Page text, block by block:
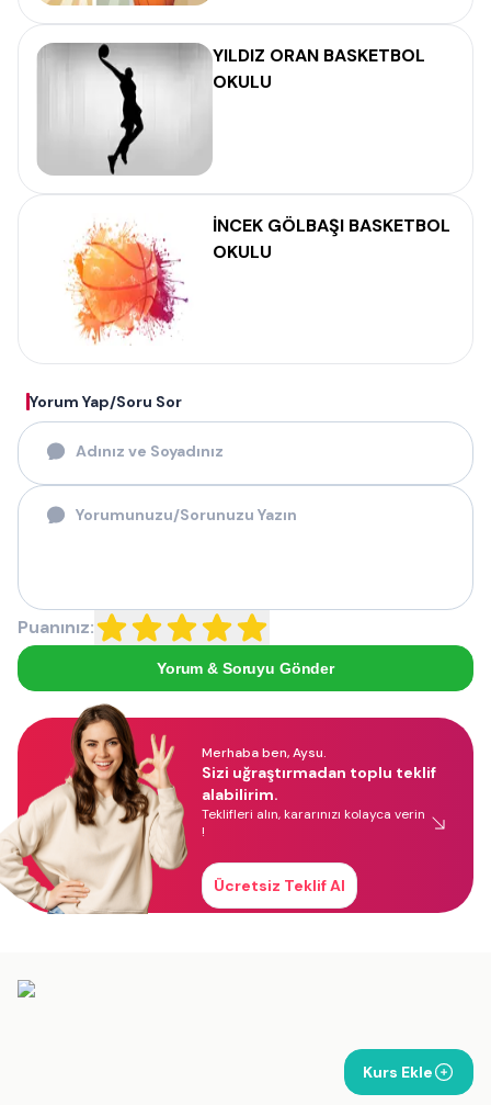
YILDIZ ORAN BASKETBOL
OKULU
İNCEK GÖLBAŞI BASKETBOL
OKULU
Yorum Yap/Soru Sor
Puanınız:
Yorum & Soruyu Gönder
Merhaba ben, Aysu.
Sizi uğraştırmadan toplu teklif
alabilirim.
Teklifleri alın, kararınızı kolayca verin
!
Ücretsiz Teklif Al
Kurs Ekle